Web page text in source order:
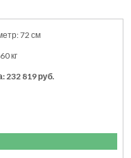
72 см
60кг
232 819руб.